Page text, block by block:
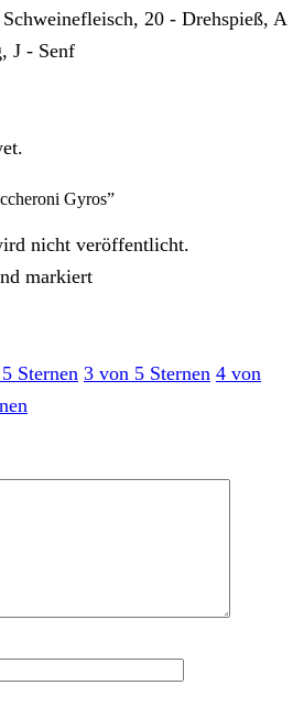
20 - Drehspieß, A
J - Senf
Gyros”
nicht veröffentlicht.
markiert
Sternen 3 von 5 Sternen 4 von